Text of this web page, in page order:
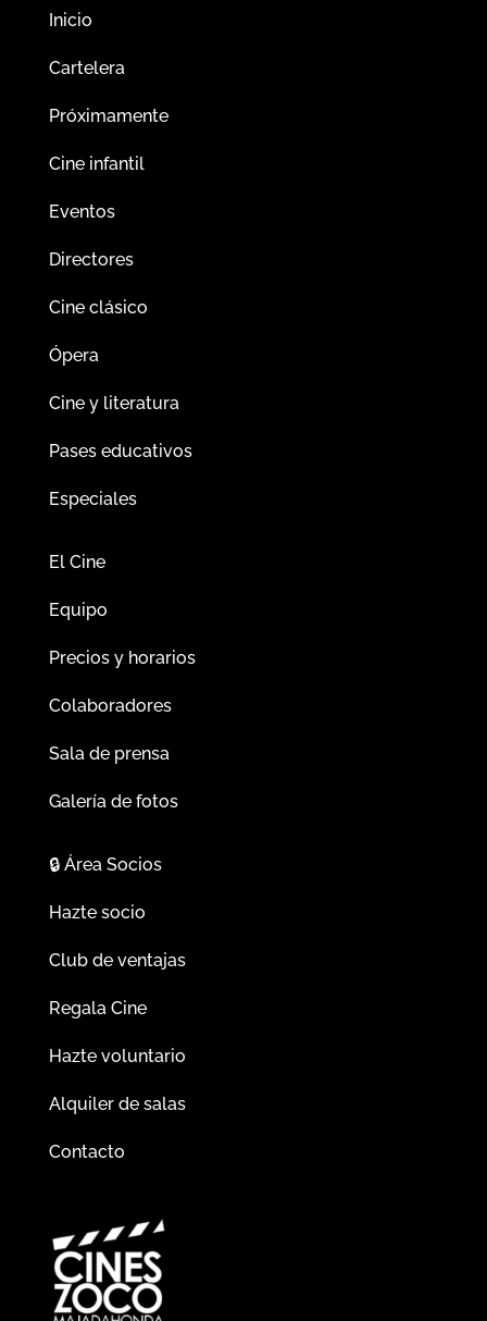
Inicio
Cartelera
Próximamente
Cine infantil
Eventos
Directores
Cine clásico
Ópera
Cine y literatura
Pases educativos
Especiales
El Cine
Equipo
Precios y horarios
Colaboradores
Sala de prensa
Galería de fotos
🔒Área Socios
Hazte socio
Club de ventajas
Regala Cine
Hazte voluntario
Alquiler de salas
Contacto